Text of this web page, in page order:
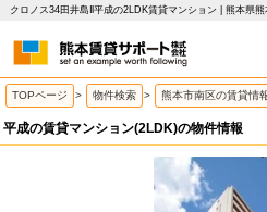
TOPページ > 物件検索 > 熊本市南区の賃貸情
平成の賃貸マンション(2LDK)の物件情報